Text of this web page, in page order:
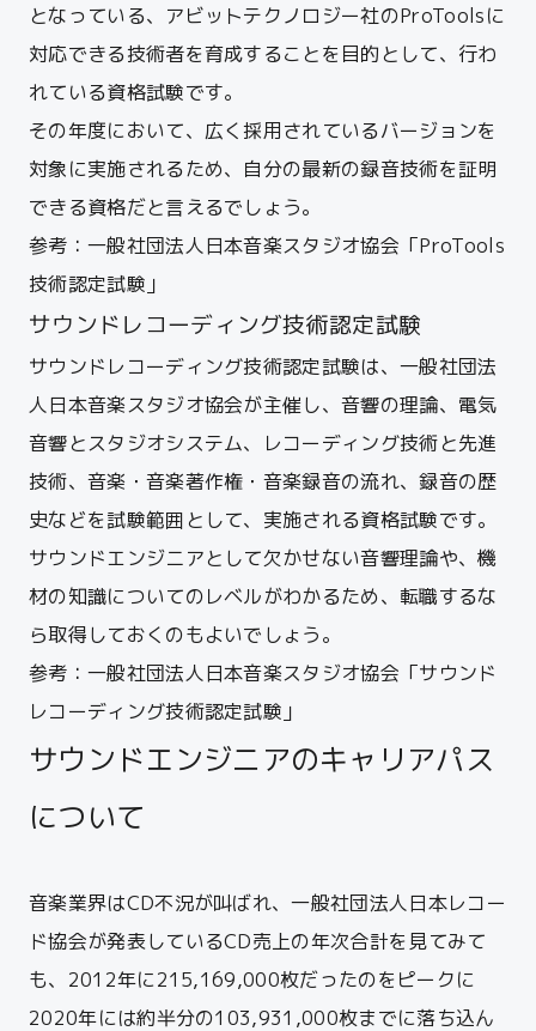
となっている、アビットテクノロジー社のProToolsに
対応できる技術者を育成することを目的として、行わ
れている資格試験です。
その年度において、広く採用されているバージョンを
対象に実施されるため、自分の最新の録音技術を証明
できる資格だと言えるでしょう。
参考： 一般社団法人日本音楽スタジオ協会「ProTools
技術認定試験」
サウンドレコーディング技術認定試験
サウンドレコーディング技術認定試験は、一般社団法
人日本音楽スタジオ協会が主催し、音響の理論、電気
音響とスタジオシステム、レコーディング技術と先進
技術、音楽・音楽著作権・音楽録音の流れ、録音の歴
史などを試験範囲として、実施される資格試験です。
サウンドエンジニアとして欠かせない音響理論や、機
材の知識についてのレベルがわかるため、転職するな
ら取得しておくのもよいでしょう。
参考： 一般社団法人日本音楽スタジオ協会「サウンド
レコーディング技術認定試験」
サウンドエンジニアのキャリアパス
について
音楽業界はCD不況が叫ばれ、一般社団法人日本レコー
ド協会が発表しているCD売上の年次合計を見てみて
も、2012年に215,169,000枚だったのをピークに
2020年には約半分の103,931,000枚までに落ち込ん